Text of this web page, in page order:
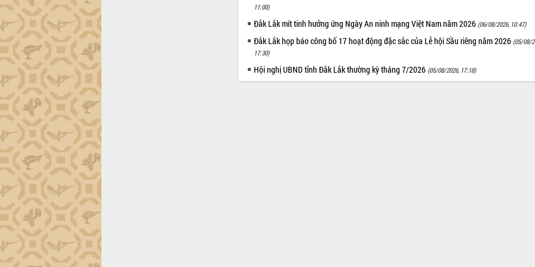
11:00)
Đắk Lắk mít tinh hưởng ứng Ngày An ninh mạng Việt Nam năm 2026 (06/08/2026, 10:47)
Đắk Lắk họp báo công bố 17 hoạt động đặc sắc của Lễ hội Sầu riêng năm 2026 (05/08/
17:30)
Hội nghị UBND tỉnh Đắk Lắk thường kỳ tháng 7/2026 (05/08/2026, 17:18)